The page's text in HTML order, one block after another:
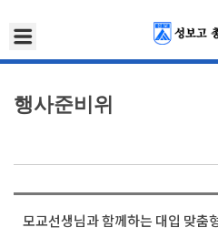
행사준비위
모교선생님과 함께하는 대입 맞춤